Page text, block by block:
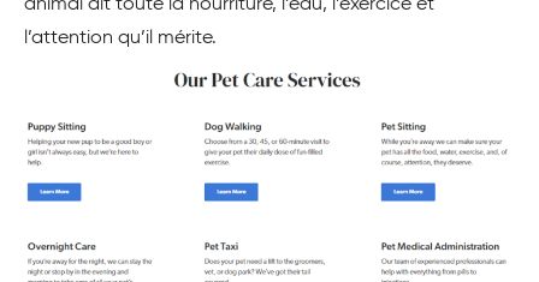
animal ait toute la nourriture, l’eau, l’exercice et
l’attention qu’il mérite.